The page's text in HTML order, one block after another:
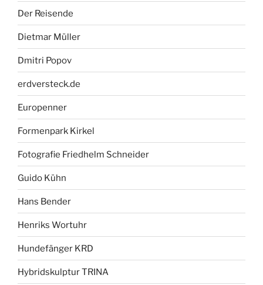
Der Reisende
Dietmar Müller
Dmitri Popov
erdversteck.de
Europenner
Formenpark Kirkel
Fotografie Friedhelm Schneider
Guido Kühn
Hans Bender
Henriks Wortuhr
Hundefänger KRD
Hybridskulptur TRINA